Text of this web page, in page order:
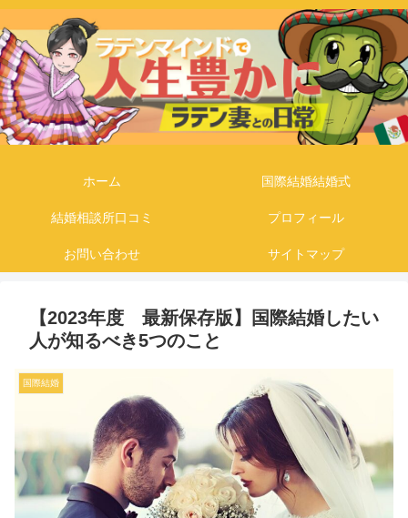
ホーム 国際結婚結婚式
結婚相談所口コミ プロフィール
お問い合わせ サイトマップ
【2023年度 最新保存版】国際結婚したい
人が知るべき5つのこと
国際結婚